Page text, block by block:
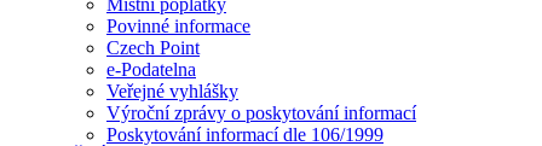
Místní poplatky
Povinné informace
Czech Point
e-Podatelna
Veřejné vyhlášky
Výroční zprávy o poskytování informací
Poskytování informací dle 106/1999